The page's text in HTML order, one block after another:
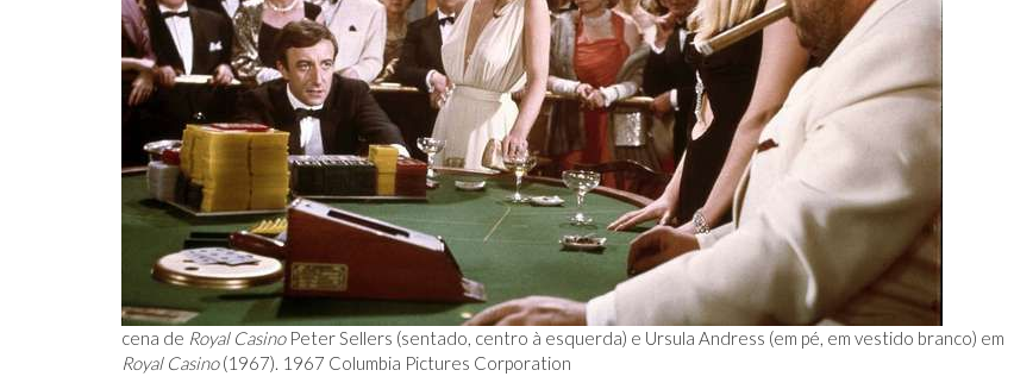
cena de Royal CasinoPeter Sellers (sentado, centro à esquerda) e Ursula Andress (em pé, em vestido branco) em
Royal Casino(1967). 1967 Columbia Pictures Corporation